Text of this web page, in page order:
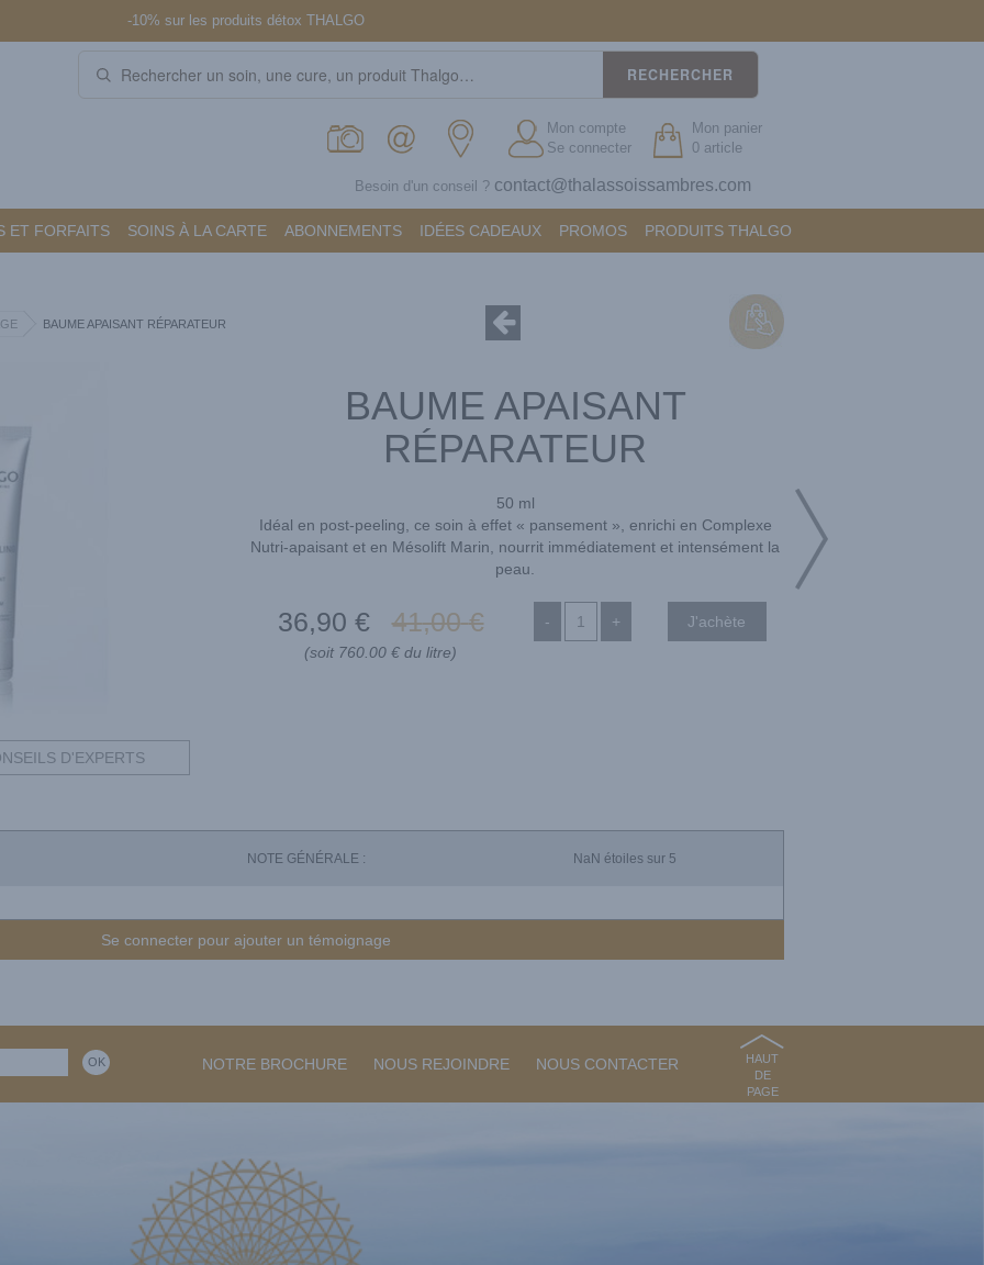
ET FORFAITS SOINS À LA CARTE ABONNEMENTS IDÉES CADEAUX PROMOS PRODUITS THALGO
-10% sur les produits détox THALGO
Besoin d'un conseil ? contact@thalassoissambres.com
RECHERCHER
Mon compte
Se connecter
Mon panier
0 article
BAUME APAISANT RÉPARATEUR
BAUME APAISANT
RÉPARATEUR
50 ml
Idéal en post-peeling, ce soin à effet « pansement », enrichi en Complexe
Nutri-apaisant et en Mésolift Marin, nourrit immédiatement et intensément la
peau.
36,90 € 41,00 €
(soit 760.00 € du litre)
- +
D'EXPERTS
NOTE GÉNÉRALE : NaN étoiles sur 5
Se connecter pour ajouter un témoignage
NOTRE BROCHURE NOUS REJOINDRE NOUS CONTACTER
HAUT
DE
PAGE